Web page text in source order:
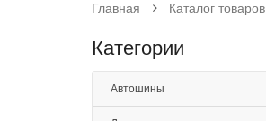
Главная Каталог товаров
Категории
Автошины